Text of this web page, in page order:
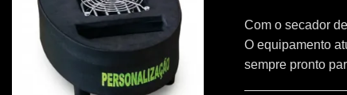
Com o secador
O equipamento
sempre pronto